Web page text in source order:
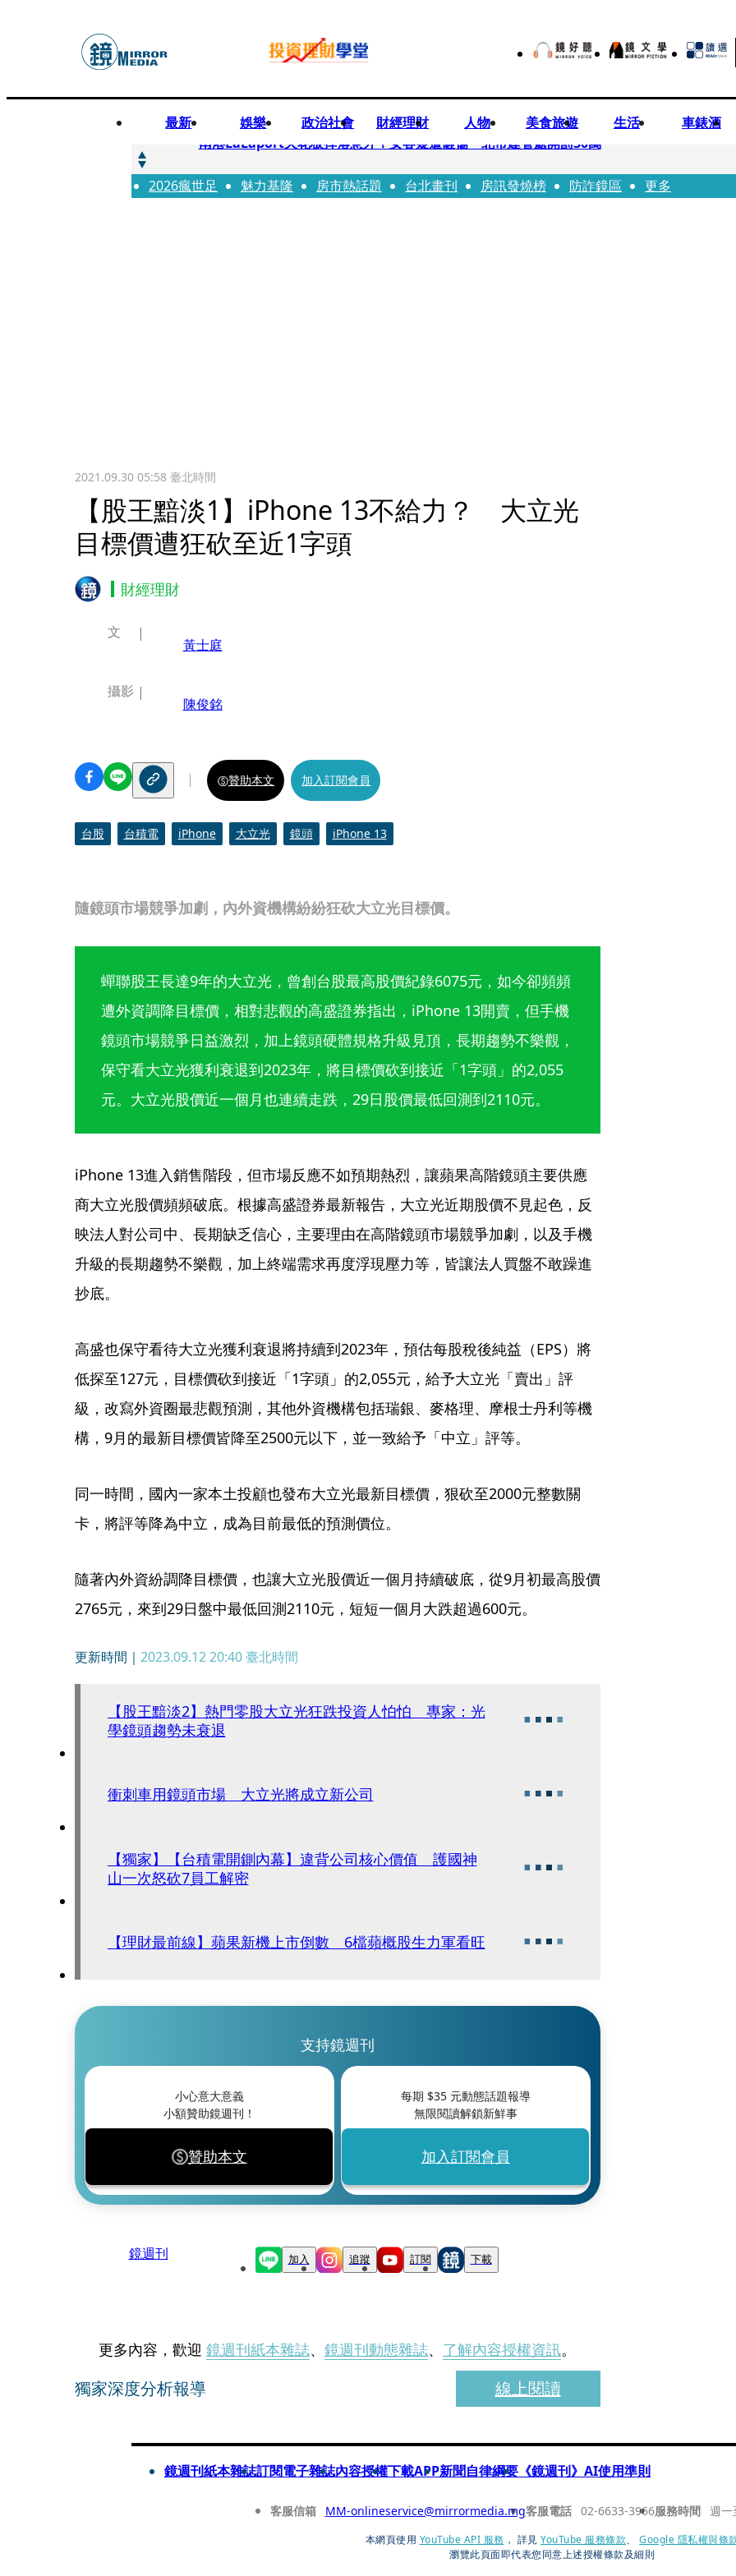
最新 娛樂 政治社會 財經理財 人物 美食旅遊 生活 車錶酒
快訊
南港LaLaport天花板掉落意外！女客疑遭砸傷 北市建管處開罰30萬
快訊
川普又出招！多晶矽產品課15%關稅12月生效 經濟部回應了
2026瘋世足 魅力基隆 房市熱話題 台北畫刊 房訊發燒榜 防詐鏡區 更多
2021.09.30 05:58臺北時間
【股王黯淡1】iPhone 13不給力？ 大立光
目標價遭狂砍至近1字頭
財經理財
隨鏡頭市場競爭加劇，內外資機構紛紛狂砍大立光目標價。
文
黃士庭
攝影
陳俊銘
贊助本文 加入訂閱會員
台股 台積電 iPhone 大立光 鏡頭 iPhone 13
蟬聯股王長達9年的大立光，曾創台股最高股價紀錄6075元，如今卻頻頻
遭外資調降目標價，相對悲觀的高盛證券指出，iPhone 13開賣，但手機
鏡頭市場競爭日益激烈，加上鏡頭硬體規格升級見頂，長期趨勢不樂觀，
保守看大立光獲利衰退到2023年，將目標價砍到接近「1字頭」的2,055
元。大立光股價近一個月也連續走跌，29日股價最低回測到2110元。
iPhone 13進入銷售階段，但市場反應不如預期熱烈，讓蘋果高階鏡頭主要供應
商大立光股價頻頻破底。根據高盛證券最新報告，大立光近期股價不見起色，反
映法人對公司中、長期缺乏信心，主要理由在高階鏡頭市場競爭加劇，以及手機
升級的長期趨勢不樂觀，加上終端需求再度浮現壓力等，皆讓法人買盤不敢躁進
抄底。
高盛也保守看待大立光獲利衰退將持續到2023年，預估每股稅後純益（EPS）將
低探至127元，目標價砍到接近「1字頭」的2,055元，給予大立光「賣出」評
級，改寫外資圈最悲觀預測，其他外資機構包括瑞銀、麥格理、摩根士丹利等機
構，9月的最新目標價皆降至2500元以下，並一致給予「中立」評等。
同一時間，國內一家本土投顧也發布大立光最新目標價，狠砍至2000元整數關
卡，將評等降為中立，成為目前最低的預測價位。
隨著內外資紛調降目標價，也讓大立光股價近一個月持續破底，從9月初最高股價
2765元，來到29日盤中最低回測2110元，短短一個月大跌超過600元。
更新時間｜ 2023.09.12 20:40臺北時間
【股王黯淡2】熱門零股大立光狂跌投資人怕怕 專家：光
學鏡頭趨勢未衰退
衝刺車用鏡頭市場 大立光將成立新公司
【獨家】【台積電開鍘內幕】違背公司核心價值 護國神
山一次怒砍7員工解密
【理財最前線】蘋果新機上市倒數 6檔蘋概股生力軍看旺
支持鏡週刊
小心意大意義
小額贊助鏡週刊！
贊助本文
每期 $35元動態話題報導
無限閱讀解鎖新鮮事
加入訂閱會員
鏡週刊 加入 追蹤 訂閱 下載
更多內容，歡迎 鏡週刊紙本雜誌、 鏡週刊動態雜誌、 了解內容授權資訊。
獨家深度分析報導 線上閱讀
鏡週刊紙本雜誌訂閱電子雜誌內容授權下載APP新聞自律綱要 《鏡週刊》AI使用準則
客服信箱 MM-onlineservice@mirrormedia.mg客服電話 02-6633-3966服務時間 週一
本網頁使用 YouTube API 服務 ， 詳見 YouTube 服務條款、
Google 隱私權與條
瀏覽此頁面即代表您同意上述授權條款及細則